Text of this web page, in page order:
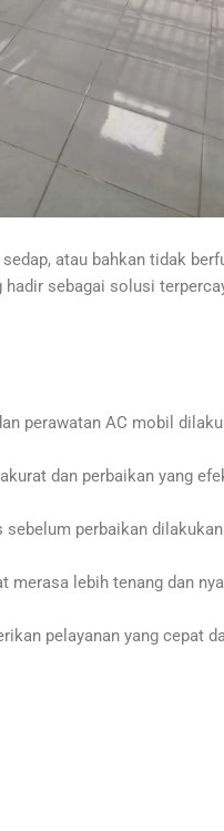
atau bahkan tidak
hadir sebagai solusi
perawatan AC mobil
dan perbaikan yang
perbaikan
merasa lebih tenang dan
pelayanan yang cepat